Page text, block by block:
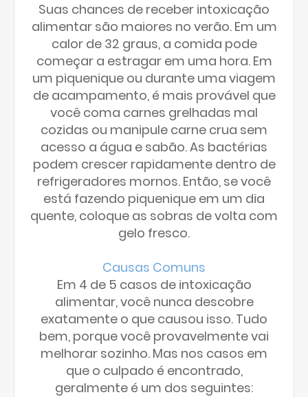
Suas chances de receber intoxicação
alimentar são maiores no verão. Em um
calor de 32 graus, a comida pode
começar a estragar em uma hora. Em
um piquenique ou durante uma viagem
de acampamento, é mais provável que
você coma carnes grelhadas mal
cozidas ou manipule carne crua sem
acesso a água e sabão. As bactérias
podem crescer rapidamente dentro de
refrigeradores mornos. Então, se você
está fazendo piquenique em um dia
quente, coloque as sobras de volta com
gelo fresco.
Causas Comuns
Em 4 de 5 casos de intoxicação
alimentar, você nunca descobre
exatamente o que causou isso. Tudo
bem, porque você provavelmente vai
melhorar sozinho. Mas nos casos em
que o culpado é encontrado,
geralmente é um dos seguintes: